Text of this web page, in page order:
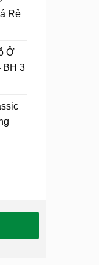
Rẻ
Ở
BH 3